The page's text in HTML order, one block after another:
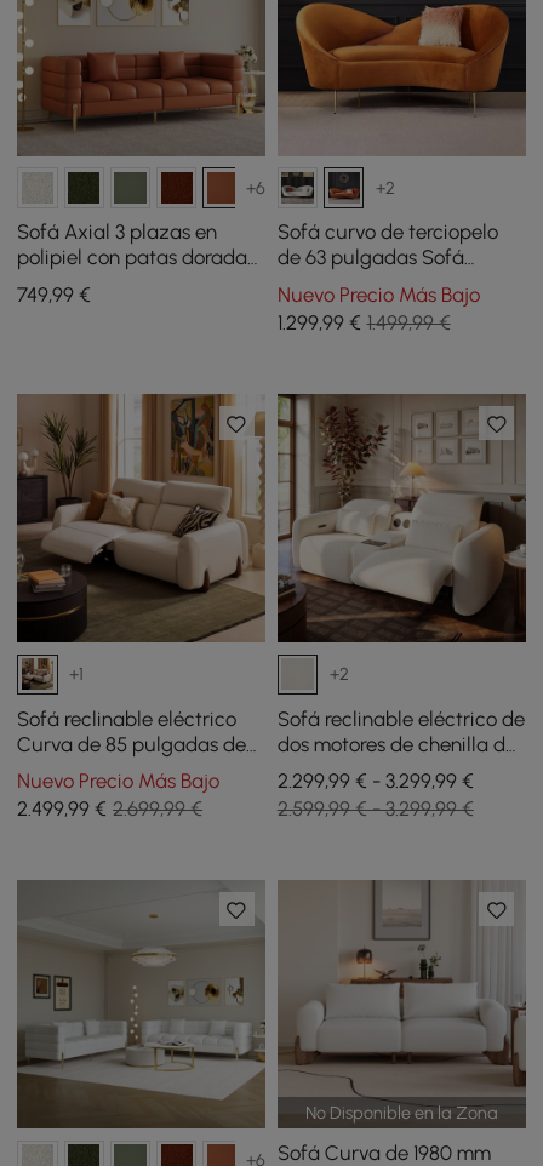
+6
Sofá Axial 3 plazas en
polipiel con patas doradas
y cojines con tapizado
acanalado 201 cm
749,99 €
+2
Sofá curvo de terciopelo
de 63 pulgadas Sofá
pequeño de 3 plazas con
tapicería trasera curva en
naranja
Nuevo Precio Más Bajo
1.299,99€ 1.499,99 €
+1
Sofá reclinable eléctrico
Curva de 85 pulgadas de
cuero genuino con
reposacabezas ajustable
Nuevo Precio Más Bajo
2.499,99 € 2.699,99 €
+2
Sofá reclinable eléctrico de
dos motores de chenilla de
259 cm y 2 plazas con
consola central
multifuncional
2.299,99 € - 3.299,99 €
2.599,99 € - 3.299,99 €
+6
No Disponible en la Zona
Sofá Curva de 1980 mm